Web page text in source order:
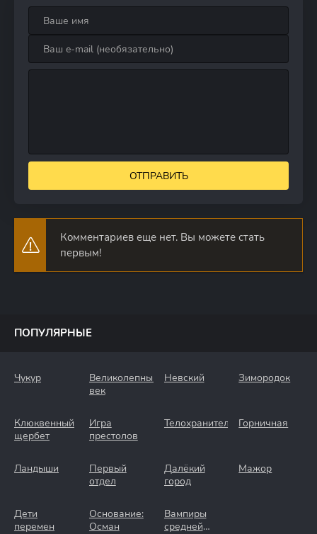
ОТПРАВИТЬ
Комментариев еще нет. Вы можете стать
первым!
ПОПУЛЯРНЫЕ
Чукур
Великолепный
век
Невский Зимородок
Клюквенный
щербет
Игра
престолов
Телохранители Горничная
Ландыши
Первый
отдел
Далёкий
город
Мажор
Дети
перемен
Основание:
Осман
Вампиры
средней